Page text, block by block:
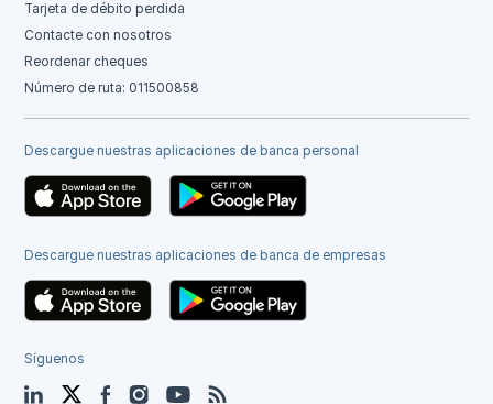
Tarjeta de débito perdida
Contacte con nosotros
Reordenar cheques
Número de ruta: 011500858
Descargue nuestras aplicaciones de banca personal
Descargue nuestras aplicaciones de banca de empresas
Síguenos
LinkedIn TwitterFacebookInstagramYouTube